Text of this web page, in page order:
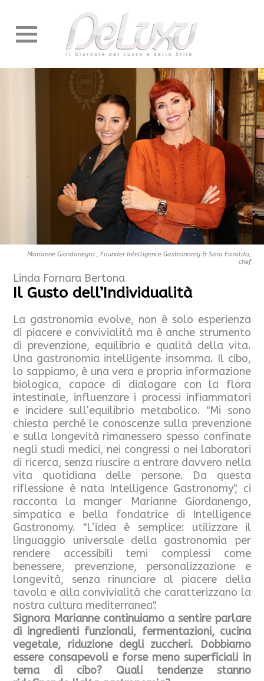
Marianne Giordanegro , Founder Intelligence Gastronomy & Sara Faraldo,
chef
Linda Fornara Bertona
Il Gusto dell’Individualità
La gastronomia evolve, non è solo esperienza
di piacere e convivialità ma è anche strumento
di prevenzione, equilibrio e qualità della vita.
Una gastronomia intelligente insomma. Il cibo,
lo sappiamo, è una vera e propria informazione
biologica, capace di dialogare con la flora
intestinale, influenzare i processi infiammatori
e incidere sull’equilibrio metabolico. "Mi sono
chiesta perché le conoscenze sulla prevenzione
e sulla longevità rimanessero spesso confinate
negli studi medici, nei congressi o nei laboratori
di ricerca, senza riuscire a entrare davvero nella
vita quotidiana delle persone. Da questa
riflessione è nata Intelligence Gastronomy", ci
racconta la manger Marianne Giordanengo,
simpatica e bella fondatrice di Intelligence
Gastronomy. "L’idea è semplice: utilizzare il
linguaggio universale della gastronomia per
rendere accessibili temi complessi come
benessere, prevenzione, personalizzazione e
longevità, senza rinunciare al piacere della
tavola e alla convivialità che caratterizzano la
nostra cultura mediterranea".
Signora Marianne continuiamo a sentire parlare
di ingredienti funzionali, fermentazioni, cucina
vegetale, riduzione degli zuccheri. Dobbiamo
essere consapevoli e forse meno superficiali in
tema di cibo? Quali tendenze stanno